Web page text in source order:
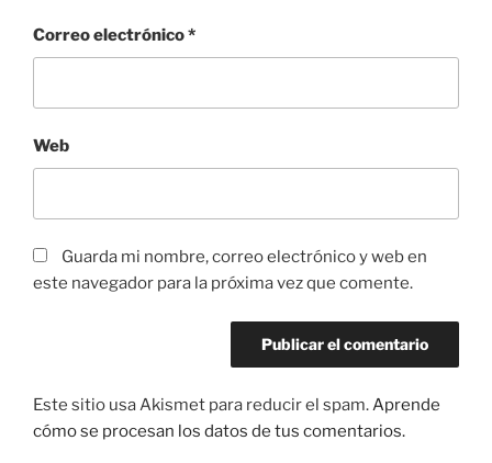
Correo electrónico*
Web
Guarda mi nombre, correo electrónico y web en
este navegador para la próxima vez que comente.
Este sitio usa Akismet para reducir el spam.Aprende
cómo se procesan los datos de tus comentarios.